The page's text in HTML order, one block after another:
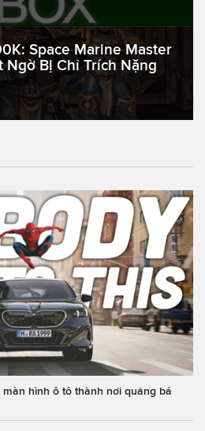
Space Marine Master
Ngờ Bị Chỉ Trích Nặng
hình ô tô thành nơi quảng bá